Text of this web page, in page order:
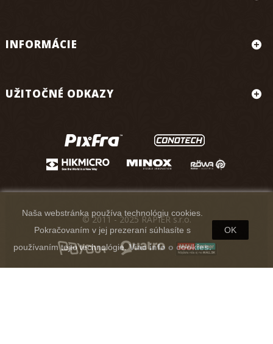
INFORMÁCIE
UŽITOČNÉ ODKAZY
Naša webstránka používa technológiu cookies.
Pokračovaním v jej prezeraní súhlasíte s
používaním tejto technológie.Viac info o cookies.
OK
© 2011 - 2025 RAPIER s.r.o.